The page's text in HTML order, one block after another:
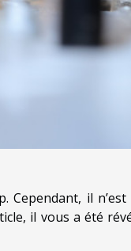
il n’est
il vous a été